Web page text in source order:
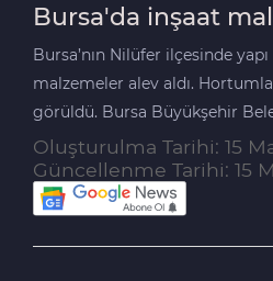
Bursa'da inşaat
Bursa’nın Nilüfer ilçesinde
malzemeler alev aldı.
görüldü. Bursa Büyükşehir
Oluşturulma Tarihi: 15
Güncellenme Tarihi: 15